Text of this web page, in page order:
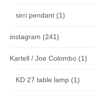
sirri pendant (1)
instagram (241)
Kartell / Joe Colombo (1)
KD 27 table lamp (1)